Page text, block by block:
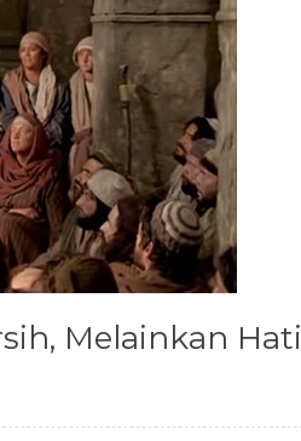
Melainkan Hati